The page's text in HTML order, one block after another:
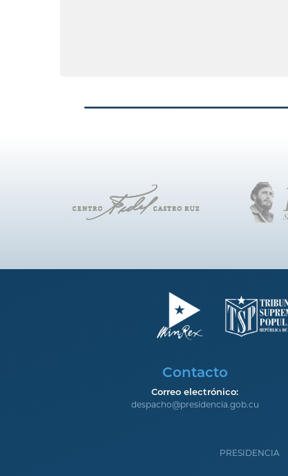
Contacto
Correo electrónico:
despacho@presidencia.gob.cu
PRESIDENCIA